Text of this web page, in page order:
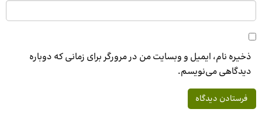
ذخیره نام، ایمیل و وبسایت من در مرورگر برای زمانی که دوباره
دیدگاهی می‌نویسم.